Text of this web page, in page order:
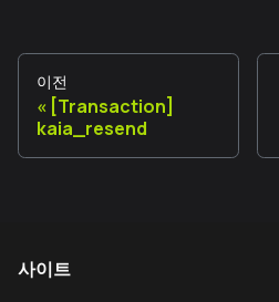
이전
[Transaction]
kaia_resend
사이트